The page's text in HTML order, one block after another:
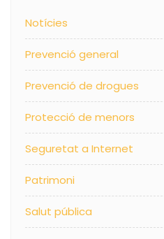
Notícies
Prevenció general
Prevenció de drogues
Protecció de menors
Seguretat a Internet
Patrimoni
Salut pública